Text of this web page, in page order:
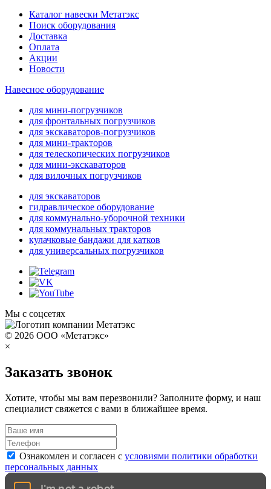
Каталог навески Метатэкс
Поиск оборудования
Доставка
Оплата
Акции
Новости
Навесное оборудование
для мини-погрузчиков
для фронтальных погрузчиков
для экскаваторов-погрузчиков
для мини-тракторов
для телескопических погрузчиков
для мини-экскаваторов
для вилочных погрузчиков
для экскаваторов
гидравлическое оборудование
для коммунально-уборочной техники
для коммунальных тракторов
кулачковые бандажи для катков
для универсальных погрузчиков
Мы с соцсетях
© 2026 ООО «Метатэкс»
×
Заказать звонок
Хотите, чтобы мы вам перезвонили? Заполните форму, и наш
специалист свяжется с вами в ближайшее время.
Ознакомлен и согласен с условиями политики обработки
персональных данных